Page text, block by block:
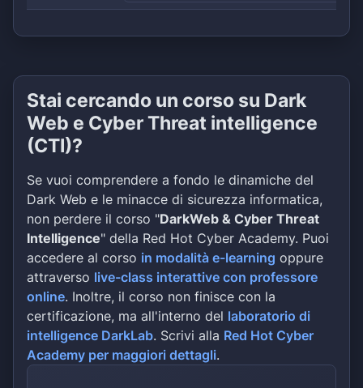
Stai cercando un corso su Dark
Web e Cyber Threat intelligence
(CTI)?
Se vuoi comprendere a fondo le dinamiche del
Dark Web e le minacce di sicurezza informatica,
non perdere il corso "DarkWeb & Cyber Threat
Intelligence" della Red Hot Cyber Academy. Puoi
accedere al corso in modalità e-learning oppure
attraverso live-class interattive con professore
online. Inoltre, il corso non finisce con la
certificazione, ma all'interno del laboratorio di
intelligence DarkLab. Scrivi alla Red Hot Cyber
Academy per maggiori dettagli.